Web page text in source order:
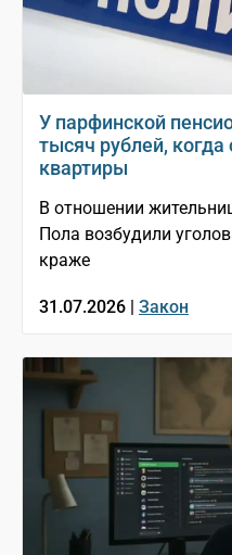
У парфинской
тысяч рублей,
квартиры
В отношении
Пола возбудили
краже
31.07.2026 | Закон